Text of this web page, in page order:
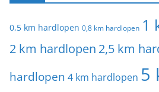
0,5 km hardlopen 0,8 km hardlopen 1
2 km hardlopen 2,5 km
hardlopen 4 km hardlopen 5